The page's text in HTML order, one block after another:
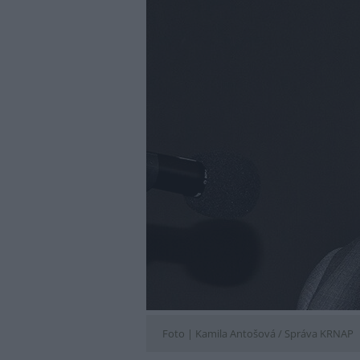
Foto | Kamila Antošová / Správa KRNAP